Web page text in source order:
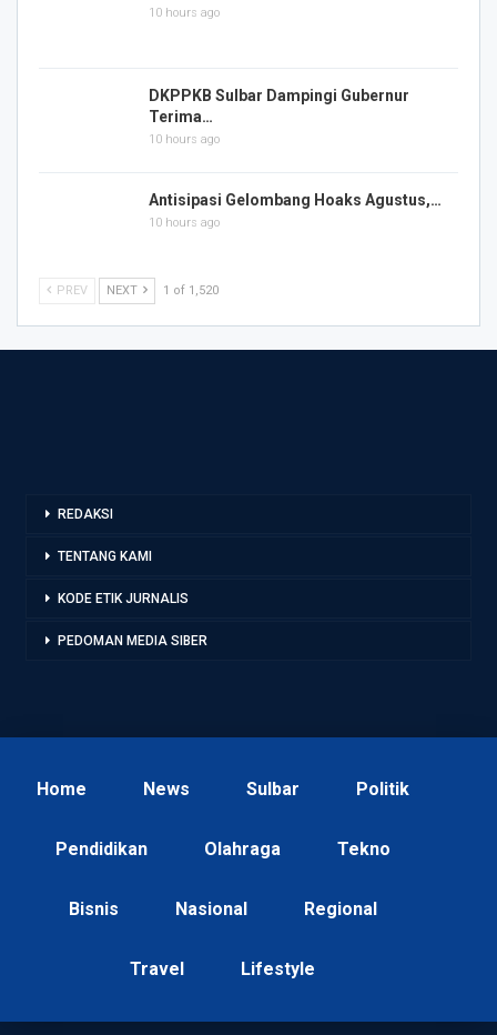
10 hours ago
DKPPKB Sulbar Dampingi Gubernur
Terima…
10 hours ago
Antisipasi Gelombang Hoaks Agustus,…
10 hours ago
PREV NEXT 1 of 1,520
REDAKSI
TENTANG KAMI
KODE ETIK JURNALIS
PEDOMAN MEDIA SIBER
Home News Sulbar Politik
Pendidikan Olahraga Tekno
Bisnis Nasional Regional
Travel Lifestyle